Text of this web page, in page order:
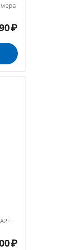
₽
₽